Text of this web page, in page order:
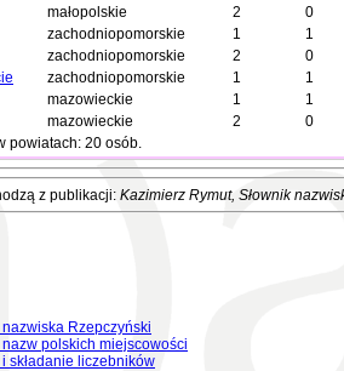
małopolskie 2
0
zachodniopomorskie 1
1
zachodniopomorskie 2
0
zachodniopomorskie 1
1
mazowieckie 1
1
mazowieckie 2
0
powiatach: 20 osób.
z publikacji: Kazimierz Rymut, Słownik
Rzepczyński
polskich miejscowości
składanie liczebników